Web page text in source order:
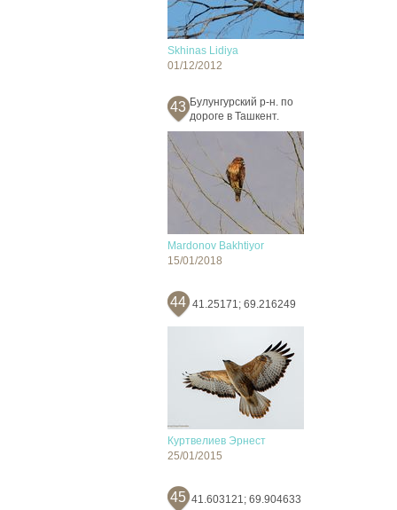
Skhinas Lidiya
01/12/2012
43 Булунгурский р-н. по
дороге в Ташкент.
Mardonov Bakhtiyor
15/01/2018
44 41.25171; 69.216249
Куртвелиев Эрнест
25/01/2015
45 41.603121; 69.904633